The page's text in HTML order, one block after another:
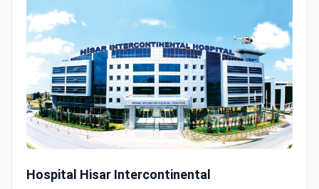
Hospital Hisar Intercontinental